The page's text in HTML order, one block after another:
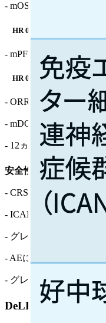
- mOS : 13.6ヵ月 vs 8.3ヵ
HR 0.60 (95%CI 0.47–0.77)
- mPFS : 4.2ヵ月 vs
HR 0.72 (95%CI 0.59–0.88)
- ORR : 35％ vs 20％
- mDOR : 6.9ヵ月 vs 5.5
- 12ヵ月DOR率 41％ vs
安全性 特に頻度が高か
- CRS : 50–60％ (大部分
- ICANS : 低頻度･主に
- グレード3以上の
- AEによる中止 : 3–5％
- グレード3以上の全
DeLLphi-301試験⁴⁾